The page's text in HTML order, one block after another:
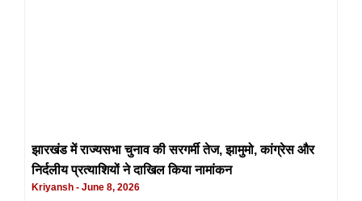
झारखंड में राज्यसभा चुनाव की सरगर्मी तेज, झामुमो, कांग्रेस और
निर्दलीय प्रत्याशियों ने दाखिल किया नामांकन
Kriyansh June 8, 2026